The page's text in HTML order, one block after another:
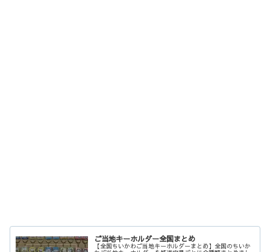
ご当地キーホルダー全国まとめ
【全国ちいかわご当地キーホルダーまとめ】全国のちいか